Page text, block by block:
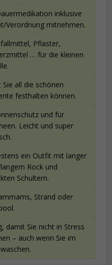
inklusive
Verordnung mitnehmen.
Pflaster,
… für die kleinen
Sie all die schönen
festhalten können.
und für
Leicht und super
ein Outfit mit langer
Rock und
Schultern.
Strand oder
damit Sie nicht in Stress
– auch wenn Sie im